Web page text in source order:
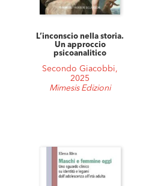
L’inconscio nella storia.
Un approccio
psicoanalitico
Secondo Giacobbi,
2025
Mimesis Edizioni